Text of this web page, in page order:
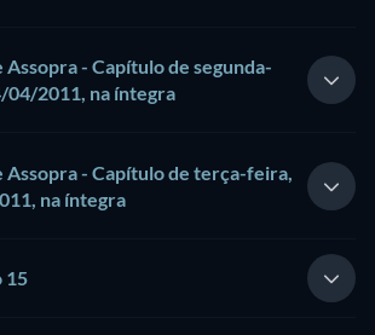
Assopra - Capítulo de segunda-
04/2011, na íntegra
Assopra - Capítulo de terça-feira,
na íntegra
15